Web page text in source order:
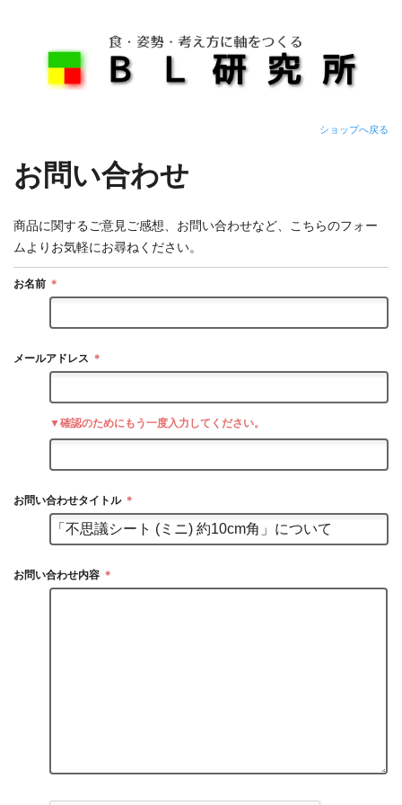
ショップへ戻る
お問い合わせ
商品に関するご意見ご感想、お問い合わせなど、こちらのフォー
ムよりお気軽にお尋ねください。
お名前 ＊
メールアドレス ＊
▼確認のためにもう一度入力してください。
お問い合わせタイトル ＊
お問い合わせ内容 ＊